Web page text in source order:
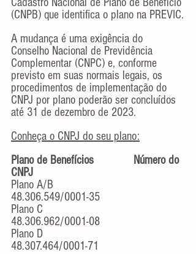
(CNPB) que identifica o plano na PREVIC.
A mudança é uma exigência do
Conselho Nacional de Previdência
Complementar (CNPC) e, conforme
previsto em suas normais legais, os
procedimentos de implementação do
CNPJ por plano poderão ser concluídos
até 31 de dezembro de 2023.
Conheça o CNPJ do seu plano:
Plano de Benefícios
Número do
CNPJ
Plano A/B
48.306.549/0001-35
Plano C
48.306.962/0001-08
Plano D
48.307.464/0001-71